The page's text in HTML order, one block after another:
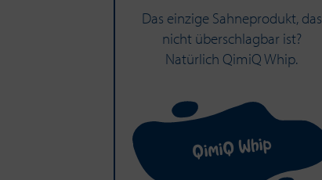
Das einzige Sahneprodukt, das
nicht überschlagbar ist?
Natürlich QimiQ Whip.
QimiQ Whip